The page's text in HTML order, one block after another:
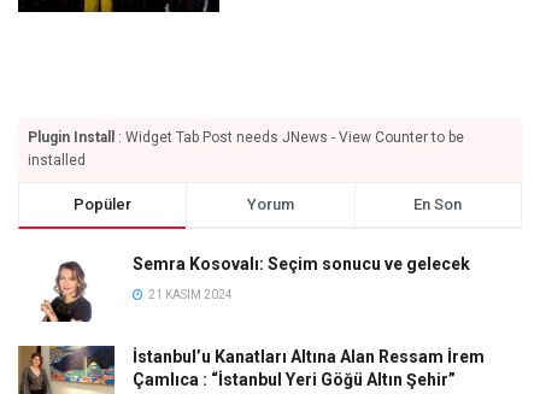
Plugin Install
: Widget Tab Post needs JNews - View Counter to be
installed
Popüler Yorum En Son
Semra Kosovalı: Seçim sonucu ve gelecek
21 KASIM 2024
İstanbul’u Kanatları Altına Alan Ressam İrem
Çamlıca : “İstanbul Yeri Göğü Altın Şehir”